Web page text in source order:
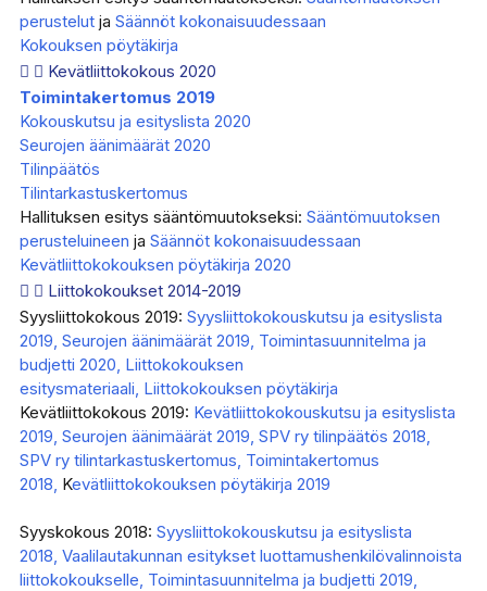
perustelutja Säännöt kokonaisuudessaan
Kokouksen pöytäkirja
Kevätliittokokous 2020
Toimintakertomus 2019
Kokouskutsu ja esityslista 2020
Seurojen äänimäärät 2020
Tilinpäätös
Tilintarkastuskertomus
Hallituksen esitys sääntömuutokseksi: Sääntömuutoksen
perusteluineen ja Säännöt kokonaisuudessaan
Kevätliittokokouksen pöytäkirja 2020
Liittokokoukset 2014-2019
Syysliittokokous 2019: Syysliittokokouskutsu ja esityslista
2019, Seurojen äänimäärät 2019, Toimintasuunnitelma ja
budjetti 2020, Liittokokouksen
esitysmateriaali, Liittokokouksen pöytäkirja
Kevätliittokokous 2019: Kevätliittokokouskutsu ja esityslista
2019, Seurojen äänimäärät 2019, SPV ry tilinpäätös 2018,
SPV ry tilintarkastuskertomus, Toimintakertomus
2018, Kevätliittokokouksen pöytäkirja 2019
Syyskokous 2018: Syysliittokokouskutsu ja esityslista
2018, Vaalilautakunnan esitykset luottamushenkilövalinnoista
liittokokoukselle, Toimintasuunnitelma ja budjetti 2019,